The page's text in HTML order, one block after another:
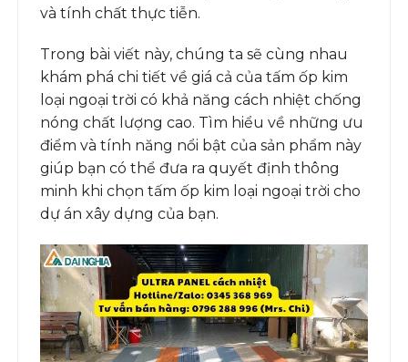
và tính chất thực tiễn.
Trong bài viết này, chúng ta sẽ cùng nhau
khám phá chi tiết về giá cả của tấm ốp kim
loại ngoại trời có khả năng cách nhiệt chống
nóng chất lượng cao. Tìm hiểu về những ưu
điểm và tính năng nổi bật của sản phẩm này
giúp bạn có thể đưa ra quyết định thông
minh khi chọn tấm ốp kim loại ngoại trời cho
dự án xây dựng của bạn.